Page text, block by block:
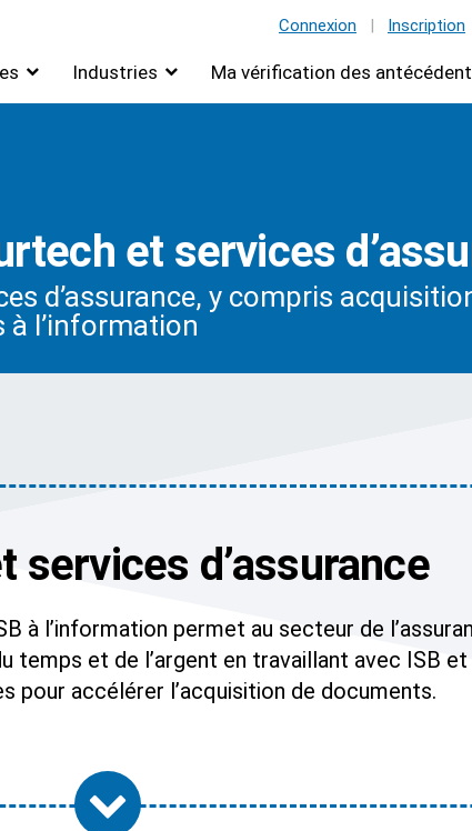
Industries Ma vérification des
Connexion | Inscription
et services
d’assurance, y compris
à l’information
services d’assurance
à l’information permet au secteur de
temps et de l’argent en travaillant avec ISB
pour accélérer l’acquisition de documents.